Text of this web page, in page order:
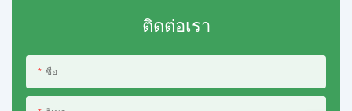
ติดต่อเรา
ชื่อ